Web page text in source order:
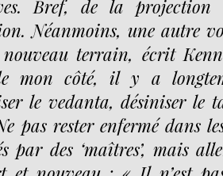
Bref, de la
Néanmoins, une autre
terrain, écrit
mon côté, il y a
le vedanta, désiniser le
pas rester enfermé dans
par des ‘maîtres’, mais